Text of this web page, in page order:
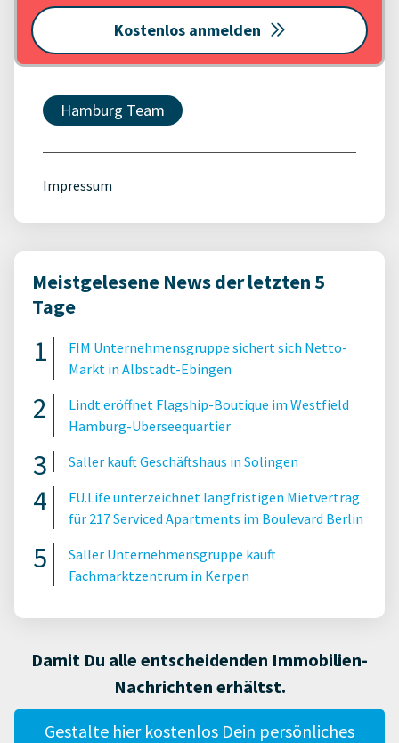
Kostenlos anmelden
Hamburg Team
Impressum
Meistgelesene News der letzten 5
Tage
FIM Unternehmensgruppe sichert sich Netto-
Markt in Albstadt-Ebingen
Lindt eröffnet Flagship-Boutique im Westfield
Hamburg-Überseequartier
Saller kauft Geschäftshaus in Solingen
FU.Life unterzeichnet langfristigen Mietvertrag
für 217 Serviced Apartments im Boulevard Berlin
Saller Unternehmensgruppe kauft
Fachmarktzentrum in Kerpen
Damit Du alle entscheidenden Immobilien-
Nachrichten erhältst.
Gestalte hier kostenlos Dein persönliches